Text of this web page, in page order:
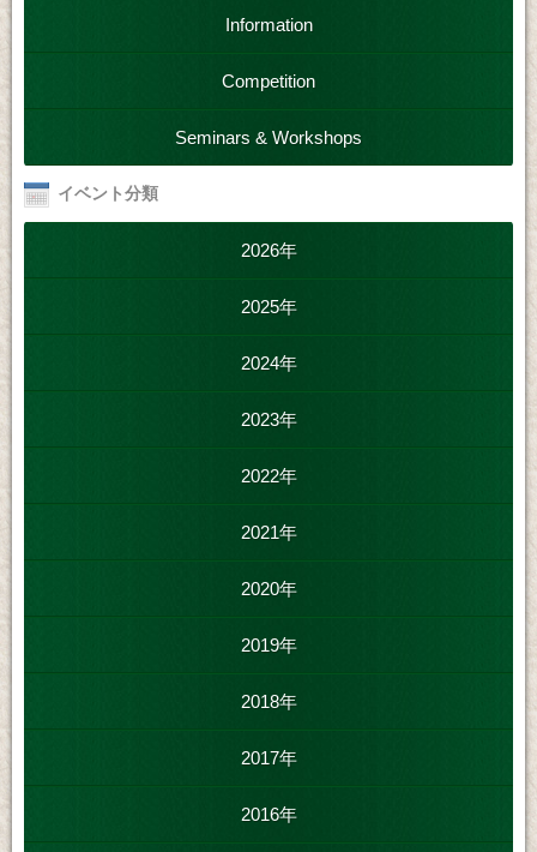
Information
Competition
Seminars & Workshops
イベント分類
2026年
2025年
2024年
2023年
2022年
2021年
2020年
2019年
2018年
2017年
2016年